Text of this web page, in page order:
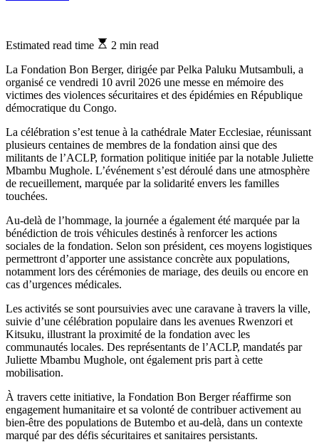
Estimated read time
2 min read
La Fondation Bon Berger, dirigée par Pelka Paluku Mutsambuli, a
organisé ce vendredi 10 avril 2026 une messe en mémoire des
victimes des violences sécuritaires et des épidémies en République
démocratique du Congo.
La célébration s’est tenue à la cathédrale Mater Ecclesiae, réunissant
plusieurs centaines de membres de la fondation ainsi que des
militants de l’ACLP, formation politique initiée par la notable Juliette
Mbambu Mughole. L’événement s’est déroulé dans une atmosphère
de recueillement, marquée par la solidarité envers les familles
touchées.
Au-delà de l’hommage, la journée a également été marquée par la
bénédiction de trois véhicules destinés à renforcer les actions
sociales de la fondation. Selon son président, ces moyens logistiques
permettront d’apporter une assistance concrète aux populations,
notamment lors des cérémonies de mariage, des deuils ou encore en
cas d’urgences médicales.
Les activités se sont poursuivies avec une caravane à travers la ville,
suivie d’une célébration populaire dans les avenues Rwenzori et
Kitsuku, illustrant la proximité de la fondation avec les
communautés locales. Des représentants de l’ACLP, mandatés par
Juliette Mbambu Mughole, ont également pris part à cette
mobilisation.
À travers cette initiative, la Fondation Bon Berger réaffirme son
engagement humanitaire et sa volonté de contribuer activement au
bien-être des populations de Butembo et au-delà, dans un contexte
marqué par des défis sécuritaires et sanitaires persistants.